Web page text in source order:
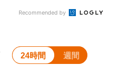
Recommended by
24時間 週間